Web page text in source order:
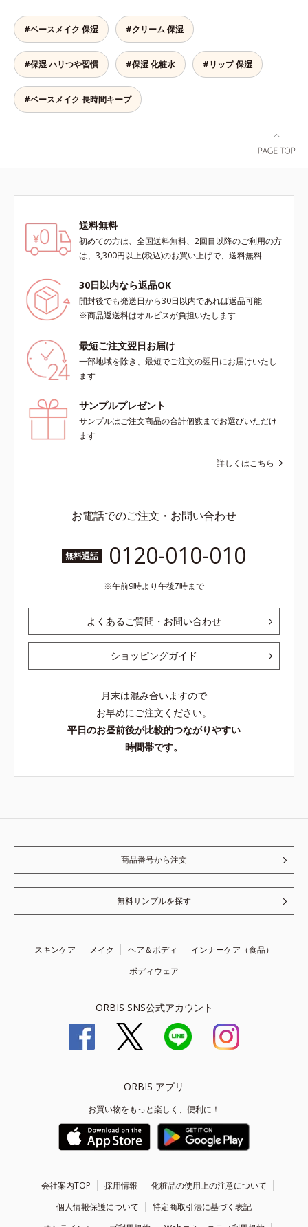
シーラー・パウダーの6役をこなす
ので、スキンケアの後はBBクリー
ムを塗るだけでベースメイクまで一
気に完成。使うほどに肌を美しく整
え、長時間キープします。
のだから、肌へのやさしさも考慮
し、植物性保湿成分・ユリエキスを
配合しています。
#ベースメイク 保湿 #クリーム 保湿
#保湿 ハリつや習慣 #保湿 化粧水 #リップ 保湿
#ベースメイク 長時間キープ
送料無料
初めての方は、全国送料無料、2回目以降のご利用の方
は、3,300円以上(税込)のお買い上げで、送料無料
30日以内なら返品OK
開封後でも発送日から30日以内であれば返品可能
※商品返送料はオルビスが負担いたします
最短ご注文翌日お届け
一部地域を除き、最短でご注文の翌日にお届けいたし
ます
サンプルプレゼント
サンプルはご注文商品の合計個数までお選びいただけ
ます
詳しくはこちら
お電話でのご注文・お問い合わせ
無料通話 0120-010-010
午前9時より午後7時まで
よくあるご質問・お問い合わせ
ショッピングガイド
月末は混み合いますので
お早めにご注文ください。
平日のお昼前後が比較的つながりやすい
時間帯です。
商品番号から注文
無料サンプルを探す
スキンケア メイク ヘア＆ボディ
インナーケア（食品）
ボディウェア
ORBIS SNS公式アカウント
ORBIS アプリ
お買い物をもっと楽しく、便利に！
会社案内TOP 採用情報
化粧品の使用上の注意について
個人情報保護について
特定商取引法に基づく表記